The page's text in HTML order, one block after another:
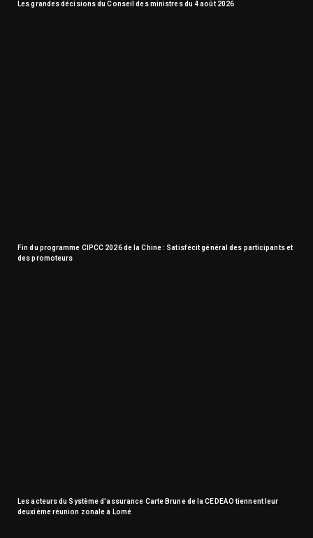
Les grandes décisions du Conseil des ministres du 4 août 2026
Fin du programme CIPCC 2026 de la Chine : Satisfécit général des participants et
des promoteurs
Les acteurs du Système d’assurance Carte Brune de la CEDEAO tiennent leur
deuxième réunion zonale à Lomé